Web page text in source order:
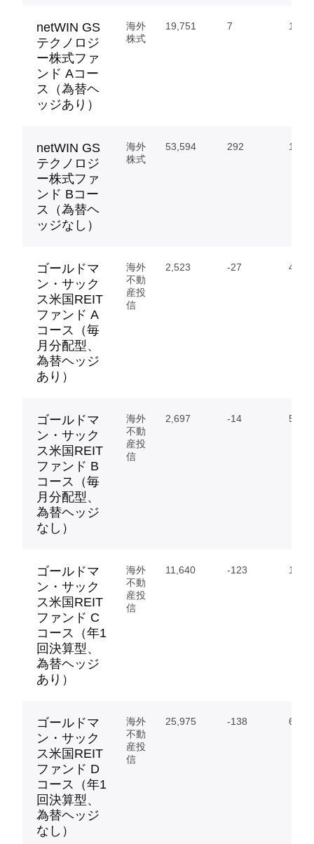
netWIN GS
テクノロジ
ー株式ファ
ンド Aコー
ス（為替ヘ
ッジあり）
海外
株式
19,751 7
netWIN GS
テクノロジ
ー株式ファ
ンド Bコー
ス（為替ヘ
ッジなし）
海外
株式
53,594 292
ゴールドマ
ン・サック
ス米国REIT
ファンド A
コース（毎
月分配型、
為替ヘッジ
あり）
海外
不動
産投
信
2,523 -27 46.10
ゴールドマ
ン・サック
ス米国REIT
ファンド B
コース（毎
月分配型、
為替ヘッジ
なし）
海外
不動
産投
信
2,697 -14
ゴールドマ
ン・サック
ス米国REIT
ファンド C
コース（年1
回決算型、
為替ヘッジ
あり）
海外
不動
産投
信
11,640 -123 1.12
ゴールドマ
ン・サック
ス米国REIT
ファンド D
コース（年1
回決算型、
為替ヘッジ
なし）
海外
不動
産投
信
25,975 -138 6.30